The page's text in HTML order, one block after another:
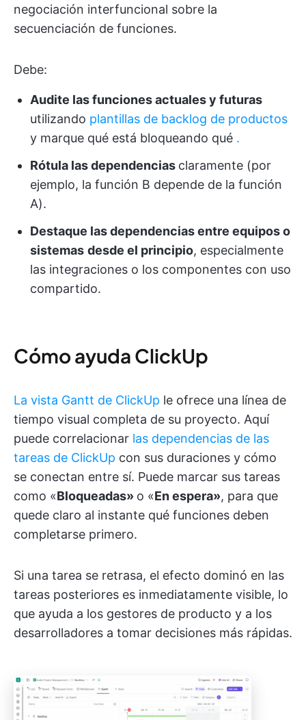
negociación interfuncional sobre la
secuenciación de funciones.
Debe:
Audite las funciones actuales y futuras
utilizando plantillas de backlog de productos
y marque qué está bloqueando qué .
Rótula las dependencias claramente (por
ejemplo, la función B depende de la función
A).
Destaque las dependencias entre equipos o
sistemas desde el principio, especialmente
las integraciones o los componentes con uso
compartido.
Cómo ayuda ClickUp
La vista Gantt de ClickUp le ofrece una línea de
tiempo visual completa de su proyecto. Aquí
puede correlacionar las dependencias de las
tareas de ClickUp con sus duraciones y cómo
se conectan entre sí. Puede marcar sus tareas
como «Bloqueadas» o «En espera», para que
quede claro al instante qué funciones deben
completarse primero.
Si una tarea se retrasa, el efecto dominó en las
tareas posteriores es inmediatamente visible, lo
que ayuda a los gestores de producto y a los
desarrolladores a tomar decisiones más rápidas.